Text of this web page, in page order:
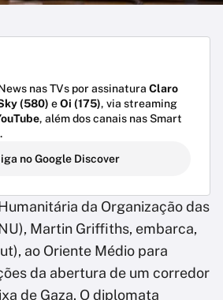
nas TVs por assinatura Claro
(580) eOi (175), via streaming
, além dos canais nas Smart
.
no Google Discover
da Organização das
Martin Griffiths, embarca,
ao Oriente Médio para
da abertura de um corredor
de Gaza. O diplomata